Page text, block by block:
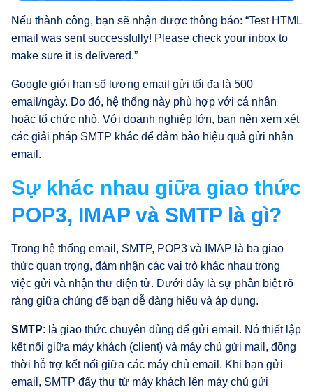
Nếu thành công, bạn sẽ nhận được thông báo: “Test HTML
email was sent successfully! Please check your inbox to
make sure it is delivered.”
Google giới hạn số lượng email gửi tối đa là 500
email/ngày. Do đó, hệ thống này phù hợp với cá nhân
hoặc tổ chức nhỏ. Với doanh nghiệp lớn, bạn nên xem xét
các giải pháp SMTP khác để đảm bảo hiệu quả gửi nhận
email.
Sự khác nhau giữa giao thức
POP3, IMAP và SMTP là gì?
Trong hệ thống email, SMTP, POP3 và IMAP là ba giao
thức quan trọng, đảm nhận các vai trò khác nhau trong
việc gửi và nhận thư điện tử. Dưới đây là sự phân biệt rõ
ràng giữa chúng để bạn dễ dàng hiểu và áp dụng.
SMTP: là giao thức chuyên dùng để gửi email. Nó thiết lập
kết nối giữa máy khách (client) và máy chủ gửi mail, đồng
thời hỗ trợ kết nối giữa các máy chủ email. Khi bạn gửi
email, SMTP đẩy thư từ máy khách lên máy chủ gửi